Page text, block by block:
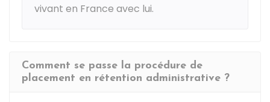
vivant en France avec lui.
Comment se passe la procédure de
placement en rétention administrative ?